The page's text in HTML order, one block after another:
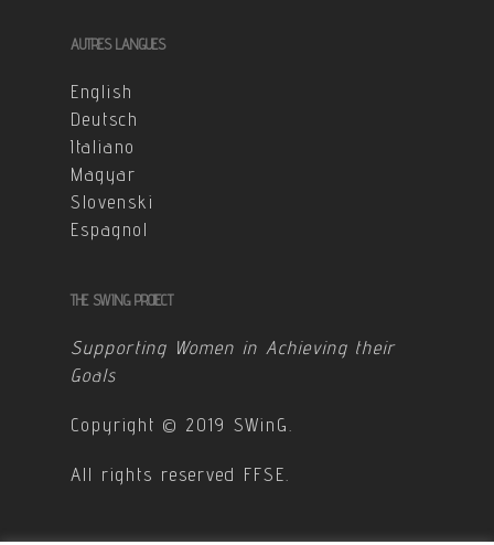
AUTRES LANGUES
English
Deutsch
Italiano
Magyar
Slovenski
Espagnol
THE SWING PROJECT
Supporting Women in Achieving their
Goals
Copyright © 2019 SWinG.
All rights reserved FFSE.